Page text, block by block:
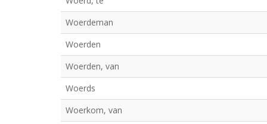
Woerdeman
Woerden
Woerden, van
Woerds
Woerkom, van